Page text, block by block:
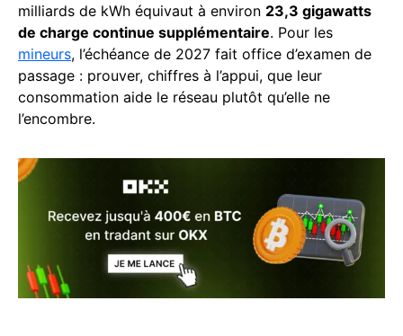
milliards de kWh équivaut à environ 23,3 gigawatts
de charge continue supplémentaire. Pour les
mineurs, l’échéance de 2027 fait office d’examen de
passage : prouver, chiffres à l’appui, que leur
consommation aide le réseau plutôt qu’elle ne
l’encombre.